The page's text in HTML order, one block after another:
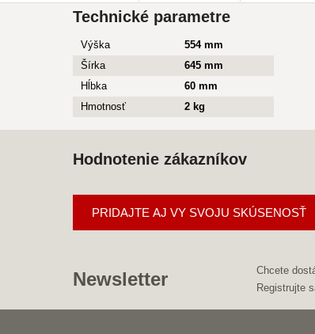
Technické parametre
Výška
554 mm
Šírka
645 mm
Hĺbka
60 mm
Hmotnosť
2 kg
Hodnotenie zákazníkov
PRIDAJTE AJ VY SVOJU SKÚSENOSŤ
Newsletter
Chcete
Registrujte